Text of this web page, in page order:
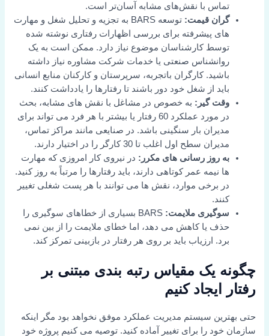
تماس با نقش‌های مشابه آسان‌تر است.
گران قیمت:
توسعه BARS به تجزیه و تحلیل شغل و مهارت
های پیشرفته برای بررسی اظهارات رفتاری نوشته شده
توسط کارشناسان موضوع نیاز دارد. ممکن است به یک
روانشناس صنعتی یا خدمات شرکت مشاوره نیاز داشته
باشید. کارگران باتجربه، سرپرستان و کارکنان منابع انسانی
باید از شغل خود دور باشند تا رفتارها را یادداشت کنند.
وقت گیر: به خصوص در مشاغل با نقش های مشابه، بحث
در مورد عملکرد 60 رفتار یا بیشتر با هر فرد می تواند برای
مدیران بار سنگینی باشد. در صنایعی مانند مراکز تماس،
مدیران سطح اول اغلب تا 30 کارگر را در اختیار دارند.
به روز رسانی های مکرر: در نیروی کار امروزی که مهارت
ها نیمه عمر کوتاهی دارند، باید رفتارها را مرتباً به روز کنید.
در برخی موارد، نقش ها می توانند با هر پست شغلی تغییر
کنند.
سوگیری ملایمت:
BARS بسیاری از خطاهای سوگیری را
حذف یا کاهش می دهد، اما خطای ملایمت را از بین نمی
برد. ارزیاب باید بر روی هر رفتار در بازبینی تمرکز کند.
چگونه یک مقیاس رتبه بندی مبتنی بر
رفتار ایجاد کنیم
حتی بهترین سیستم مدیریت عملکرد موفق نخواهد بود مگر اینکه
سازمان خود را برای تغییر آماده کنید. توصیه می کنیم پروژه خود